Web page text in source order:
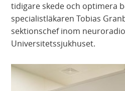
tidigare skede och optimera
specialistläkaren Tobias
sektionschef inom
Universitetssjukhuset.